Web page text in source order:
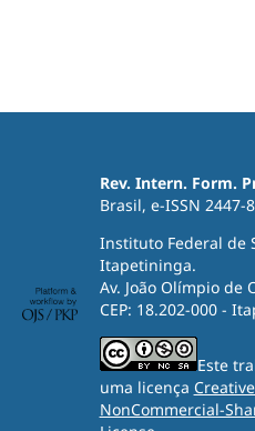
Rev. Intern. Form.
Brasil, e-ISSN 2447-
Instituto Federal de
Itapetininga.
Av. João Olímpio de
CEP: 18.202-000 -
Este
uma licença
NonCommercial-